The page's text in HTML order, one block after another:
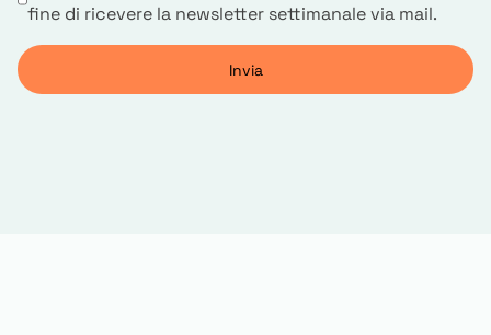
fine di ricevere la newsletter settimanale via mail.